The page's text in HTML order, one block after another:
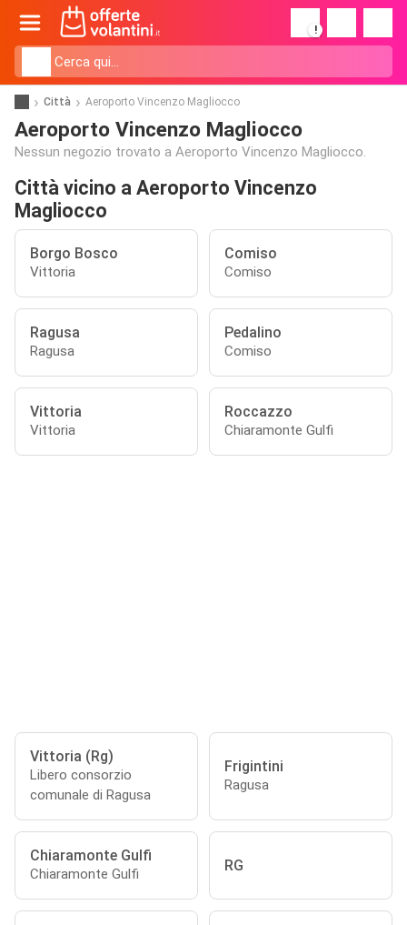
!
Città Aeroporto Vincenzo Magliocco
Aeroporto Vincenzo Magliocco
Nessun negozio trovato a Aeroporto Vincenzo Magliocco.
Città vicino a Aeroporto Vincenzo
Magliocco
Borgo Bosco
Vittoria
Comiso
Comiso
Ragusa
Ragusa
Pedalino
Comiso
Vittoria
Vittoria
Roccazzo
Chiaramonte Gulfi
Vittoria (Rg)
Libero consorzio
comunale di Ragusa
Frigintini
Ragusa
Chiaramonte Gulfi
Chiaramonte Gulfi RG